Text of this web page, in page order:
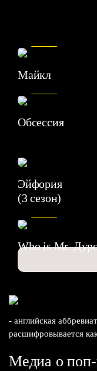
Майкл
8.2
Обсессия
Эйфория
(3 сезон)
Who is Mr.
- английская
расшифровывается
Медиа о поп-